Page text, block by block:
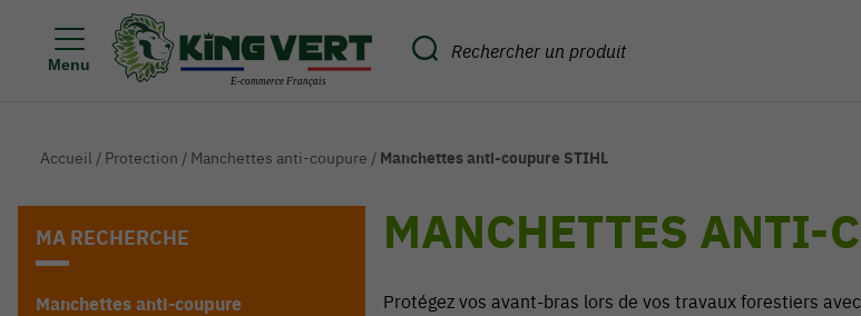
Menu
Accueil / Protection / Manchettes anti-coupure / Manchettes anti-coupure STIHL
MA RECHERCHE
Manchettes anti-coupure
MANCHETTES ANTI-
Protégez vos avant-bras lors de vos travaux forestiers